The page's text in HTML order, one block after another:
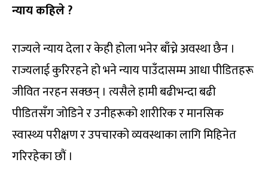
न्याय कहिले ?
राज्यले न्याय देला र केही होला भनेर बाँच्ने अवस्था छैन ।
राज्यलाई कुरिरहने हो भने न्याय पाउँदासम्म आधा पीडितहरू
जीवित नरहन सक्छन् । त्यसैले हामी बढीभन्दा बढी
पीडितसँग जोडिने र उनीहरूको शारीरिक र मानसिक
स्वास्थ्य परीक्षण र उपचारको व्यवस्थाका लागि मिहिनेत
गरिरहेका छौं ।